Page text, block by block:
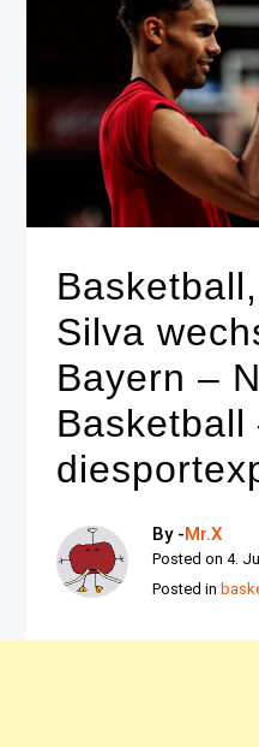
Silva
Bayern –
Basketball
By -Mr.X
Posted on4.
Posted in